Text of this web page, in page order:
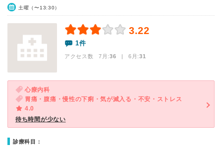
土曜（〜13:30）
3.22
1件
アクセス数 7月:36 | 6月:31
心療内科
胃痛・腹痛・慢性の下痢・気が滅入る・不安・ストレス
4.0
待ち時間が少ない
診療科目：